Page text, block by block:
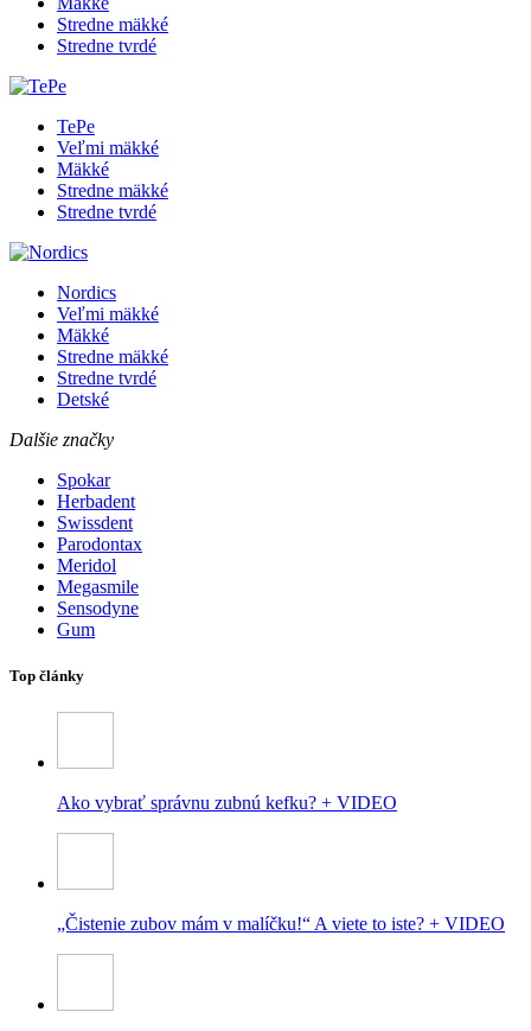
Stredne mäkké
Stredne tvrdé
TePe
Veľmi mäkké
Mäkké
Stredne mäkké
Stredne tvrdé
Nordics
Veľmi mäkké
Mäkké
Stredne mäkké
Stredne tvrdé
Detské
Dalšie značky
Spokar
Herbadent
Swissdent
Parodontax
Meridol
Megasmile
Sensodyne
Gum
Top články
Ako vybrať správnu zubnú kefku? + VIDEO
„Čistenie zubov mám v malíčku!“ A viete to iste? + VIDEO